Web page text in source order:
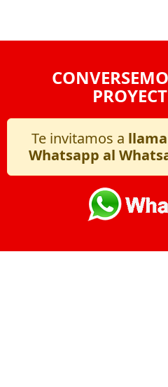
Te invitamos a
Whatsapp al